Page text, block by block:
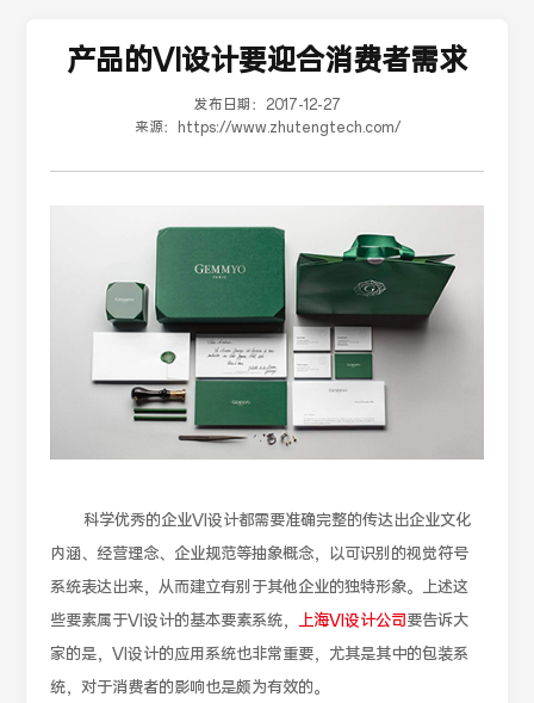
产品的VI设计要迎合消费者需求
发布日期：
2017-12-27
来源：
https://www.zhutengtech.com/
科学优秀的企业VI设计都需要准确完整的传达出企业文化
内涵、经营理念、企业规范等抽象概念，以可识别的视觉符号
系统表达出来，从而建立有别于其他企业的独特形象。上述这
些要素属于VI设计的基本要素系统， 上海VI设计公司要告诉大
家的是，VI设计的应用系统也非常重要，尤其是其中的包装系
统，对于消费者的影响也是颇为有效的。